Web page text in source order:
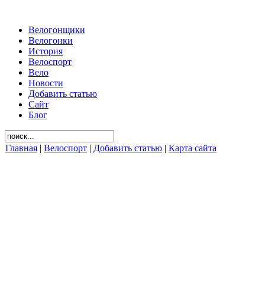
Велогонщики
Велогонки
История
Велоспорт
Вело
Новости
Добавить статью
Сайт
Блог
Главная | Велоспорт | Добавить статью | Карта сайта